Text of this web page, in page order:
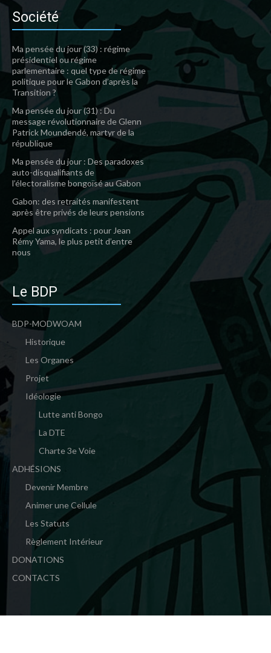
Société
Ma pensée du jour (33) : régime
présidentiel ou régime
parlementaire : quel type de régime
politique pour le Gabon d’après la
Transition ?
Ma pensée du jour (31) : Du
message révolutionnaire de Glenn
Patrick Moundendé, martyr de la
république
Ma pensée du jour : Des paradoxes
auto-disqualifiants de
l’électoralisme bongoïsé au Gabon
Gabon: des retraités manifestent
après être privés de leurs pensions
Appel aux syndicats : pour Jean
Rémy Yama, le plus petit d’entre
nous
Le BDP
BDP-MODWOAM
Historique
Les Organes
Projet
Idéologie
Lutte anti Bongo
La DTE
Charte 3e Voie
ADHÉSIONS
Devenir Membre
Animer une Cellule
Les Statuts
Règlement Intérieur
DONATIONS
CONTACTS